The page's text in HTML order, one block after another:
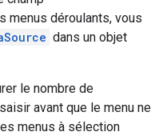
menus déroulants, vous
dans un objet
le nombre de
avant que le menu ne
menus à sélection